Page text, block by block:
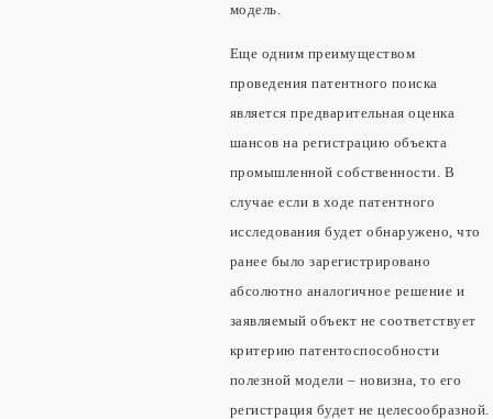
модель.
Еще одним преимуществом
проведения патентного поиска
является предварительная оценка
шансов на регистрацию объекта
промышленной собственности. В
случае если в ходе патентного
исследования будет обнаружено, что
ранее было зарегистрировано
абсолютно аналогичное решение и
заявляемый объект не соответствует
критерию патентоспособности
полезной модели – новизна, то его
регистрация будет не целесообразной.